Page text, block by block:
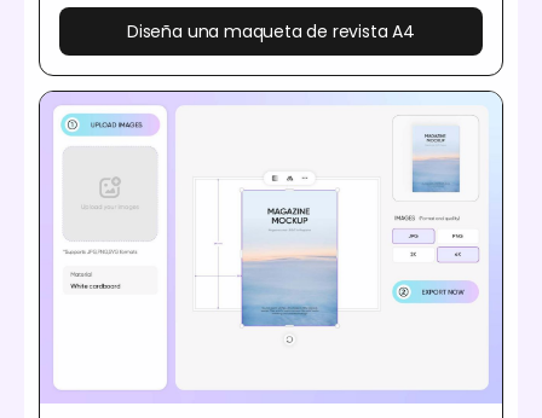
Diseña una maqueta de revista A4